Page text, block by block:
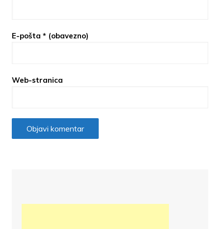
E-pošta * (obavezno)
Web-stranica